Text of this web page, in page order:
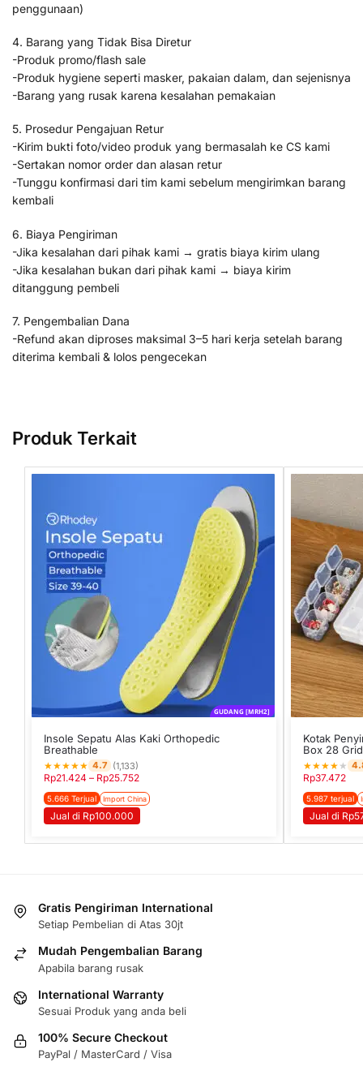
penggunaan)
4. Barang yang Tidak Bisa Diretur
-Produk promo/flash sale
-Produk hygiene seperti masker, pakaian dalam, dan sejenisnya
-Barang yang rusak karena kesalahan pemakaian
5. Prosedur Pengajuan Retur
-Kirim bukti foto/video produk yang bermasalah ke CS kami
-Sertakan nomor order dan alasan retur
-Tunggu konfirmasi dari tim kami sebelum mengirimkan barang
kembali
6. Biaya Pengiriman
-Jika kesalahan dari pihak kami → gratis biaya kirim ulang
-Jika kesalahan bukan dari pihak kami → biaya kirim
ditanggung pembeli
7. Pengembalian Dana
-Refund akan diproses maksimal 3–5 hari kerja setelah barang
diterima kembali & lolos pengecekan
Produk Terkait
GUDANG [MRH2]
Insole Sepatu Alas Kaki Orthopedic
Breathable
★★★★★ 4.7 (1,133)
Rp21.424 – Rp25.752
5.666 Terjual Import China
Jual di Rp100.000
Kotak
Box 28 Grid
★★★★ ★
Rp37.472
5.987 terjual
Jual di
Gratis Pengiriman International
Setiap Pembelian di Atas 30jt
Mudah Pengembalian Barang
Apabila barang rusak
International Warranty
Sesuai Produk yang anda beli
100% Secure Checkout
PayPal / MasterCard / Visa